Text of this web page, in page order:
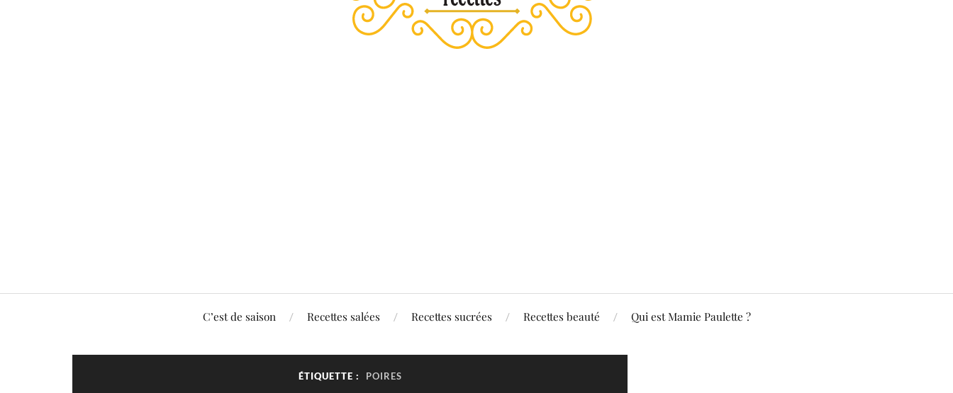
C’est de saison Recettes salées Recettes sucrées Recettes beauté Qui est Mamie Paulette ?
ÉTIQUETTE : POIRES